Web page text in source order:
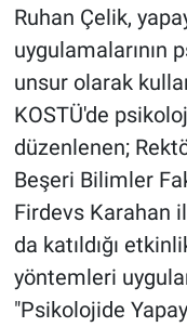
Ruhan Çelik,
uygulamalarının
unsur olarak
KOSTÜ'de
düzenlenen;
Beşeri Bilimler
Firdevs Karahan
da katıldığı
yöntemleri
"Psikolojide